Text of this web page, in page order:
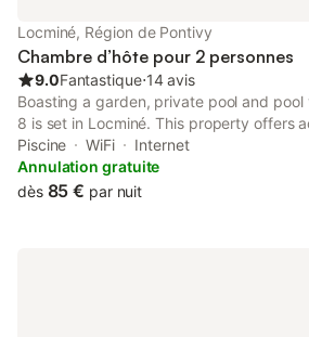
Locminé, Région de Pontivy
Chambre d’hôte pour 2 personnes
9.0Fantastique⋅14 avis
Boasting a garden, private pool and
8 is set in Locminé. This property offers
free private parking and free WiFi. The
and is located 28 km from Vannes Train
Piscine WiFi
Internet
Annulation gratuite
dès 85 € par nuit